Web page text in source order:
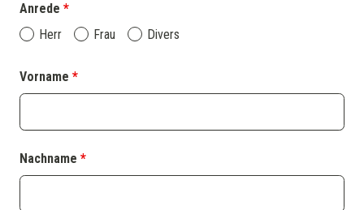
Anrede *
Herr
Frau Divers
Vorname *
Nachname *